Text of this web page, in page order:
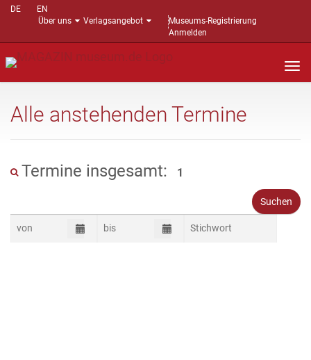
DE
EN
Über uns
Verlagsangebot
Museums-Registrierung
Anmelden
Alle anstehenden Termine
Termine insgesamt: 1